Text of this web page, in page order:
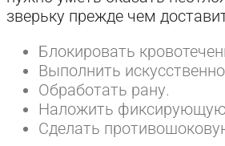
зверьку прежде чем
Блокировать
Выполнить
Обработать рану.
Наложить фиксирующую
Сделать